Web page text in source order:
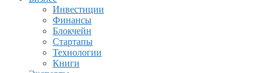
Инвестиции
Финансы
Блокчейн
Стартапы
Технологии
Книги